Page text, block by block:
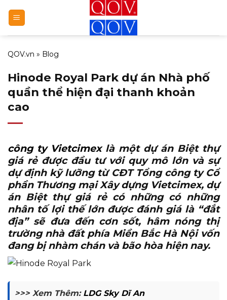
qua
nội
dung
QOV.vn » Blog
Hinode Royal Park dự án Nhà phố
quần thể hiện đại thanh khoản
cao
công ty Vietcimexlà một dự án Biệt thự
giá rẻ được đầu tư với quy mô lớn và sự
dự định kỹ lưỡng từ CĐT Tổng công ty Cổ
phần Thương mại Xây dựng Vietcimex, dự
án Biệt thự giá rẻ có những có những
nhân tố lợi thế lớn được đánh giá là “đắt
địa” sẽ đưa đến cơn sốt, hâm nóng thị
trường nhà đất phía Miền Bắc Hà Nội vốn
đang bị nhàm chán và bão hòa hiện nay.
>>> Xem Thêm: LDG Sky Dĩ An